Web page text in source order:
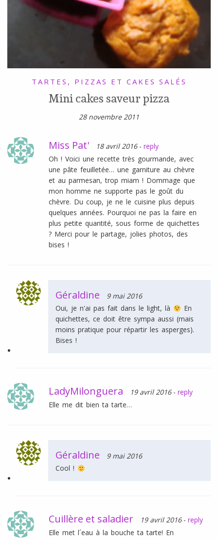
TARTES, PIZZAS ET CAKES SALÉS
Mini cakes saveur pizza
28 novembre 2011
Miss Pat' 18 avril 2016 - reply
Oh ! Voici une recette très gourmande, avec
une pâte feuilletée… une garniture au chèvre
et au parmesan, trop miam ! Dommage que
mon homme ne supporte pas le goût du
chèvre. Du coup, je ne le cuisine plus depuis
quelques années. Pourquoi ne pas la faire en
plus petite quantité, sous forme de quichettes
? Merci pour le partage, jolies photos, des
bises !
Géraldine
9 mai 2016
Oui, je n'ai pas fait dans le light, là
En
quichettes, ce doit être sympa aussi (mais
moins pratique pour répartir les asperges).
Bises !
LadyMilonguera 19 avril 2016 - reply
Elle me dit bien ta tarte…
Géraldine
9 mai 2016
Cool !
Cuillère et saladier 19 avril 2016 - reply
Elle met l´eau à la bouche ta tarte! En